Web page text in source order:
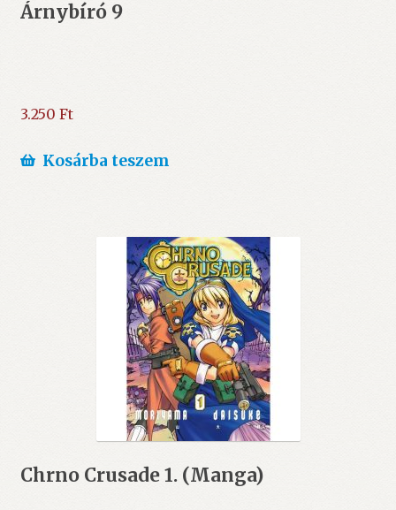
Árnybíró 9
3.250 Ft
Kosárba teszem
Chrno Crusade 1. (Manga)